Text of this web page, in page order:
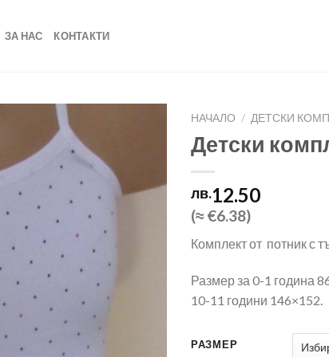
ЗА НАС КОНТАКТИ
Add to
wishlist
НАЧАЛО / ДЕТСКИ
Детски
лв.12.50
(≈ €6.38)
Комплект от потник с
Размер за 0-1 година
10-11 години 146×152.
РАЗМЕР